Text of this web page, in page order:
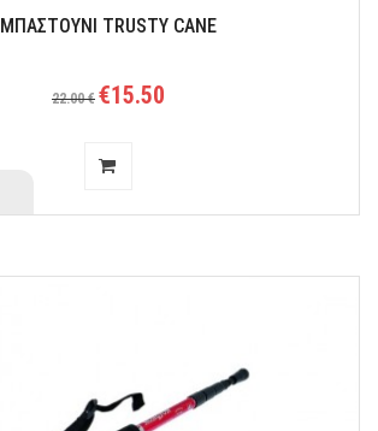
ΜΠΑΣΤΟΥΝΙ TRUSTY CANE
22.00 € €15.50